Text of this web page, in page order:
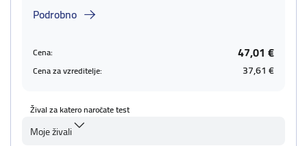
Podrobno
Cena: 47,01 €
Cena za vzreditelje: 37,61 €
Žival za katero naročate test
Moje živali